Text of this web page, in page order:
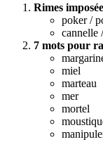
Rimes
poker /
cannelle
7 mots pour
miel
marteau
mer
mortel